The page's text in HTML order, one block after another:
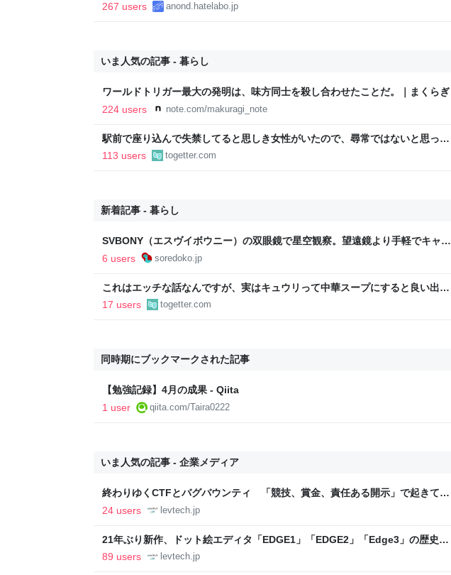
267 users
anond.hatelabo.jp
いま人気の記事 - 暮らし
ワールドトリガー最大の発明は、味方同士を殺し合わせたことだ。｜まくらぎ
224 users
note.com/makuragi_note
駅前で座り込んで失禁してると思しき女性がいたので、尋常ではないと思って
警察と救急を呼んでそばで見守っていたら、急に現れた女性に「あなた何して
るんですか！？」とスマホをはたき落とされた話
113 users togetter.com
新着記事 - 暮らし
SVBONY（エスヴイボウニー）の双眼鏡で星空観察。望遠鏡より手軽でキャン
プでも大活躍 - ソレドコ
6 users soredoko.jp
これはエッチな話なんですが、実はキュウリって中華スープにすると良い出汁
が出てめっちゃ美味いんですよ→味噌汁や炒め物など、キュウリの加熱調理は
17 users togetter.com
同時期にブックマークされた記事
【勉強記録】4月の成果 - Qiita
1 user
qiita.com/Taira0222
いま人気の記事 - 企業メディア
終わりゆくCTFとバグバウンティ 「競技、賞金、責任ある開示」で起きてい
ること【フォーカス】 - レバテックLAB
24 users levtech.jp
21年ぶり新作、ドット絵エディタ「EDGE1」「EDGE2」「Edge3」の歴史に
ついて作者に聞く【フォーカス】 - レバテックLAB
89 users levtech.jp